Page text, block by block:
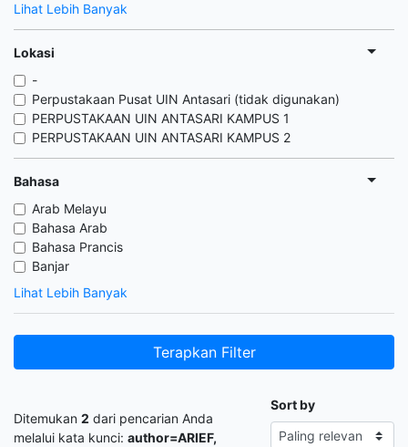
Lihat Lebih Banyak
Lokasi
-
Perpustakaan Pusat UIN Antasari (tidak digunakan)
PERPUSTAKAAN UIN ANTASARI KAMPUS 1
PERPUSTAKAAN UIN ANTASARI KAMPUS 2
Bahasa
Arab Melayu
Bahasa Arab
Bahasa Prancis
Banjar
Lihat Lebih Banyak
Terapkan Filter
Ditemukan 2 dari pencarian Anda
melalui kata kunci: author=ARIEF,
Sort by